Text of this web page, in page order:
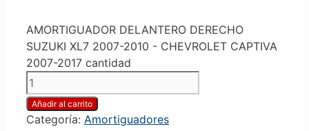
AMORTIGUADOR DELANTERO DERECHO
SUZUKI XL7 2007-2010 - CHEVROLET CAPTIVA
2007-2017 cantidad
Añadir al carrito
Categoría: Amortiguadores